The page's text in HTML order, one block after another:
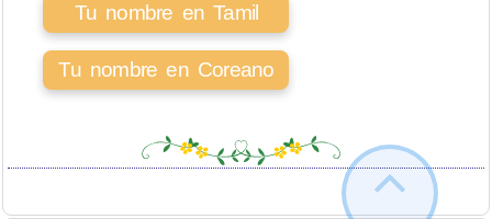
Tu nombre en Tamil
Tu nombre en Coreano